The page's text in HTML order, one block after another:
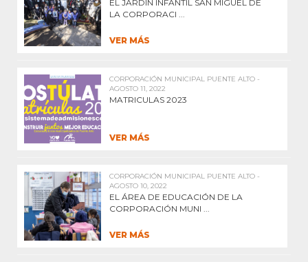
EL JARDÍN INFANTIL SAN MIGUEL DE
LA CORPORACI ...
VER MÁS
CORPORACIÓN MUNICIPAL PUENTE ALTO -
AGOSTO 11, 2022
MATRICULAS 2023
VER MÁS
CORPORACIÓN MUNICIPAL PUENTE ALTO -
AGOSTO 10, 2022
EL ÁREA DE EDUCACIÓN DE LA
CORPORACIÓN MUNI ...
VER MÁS